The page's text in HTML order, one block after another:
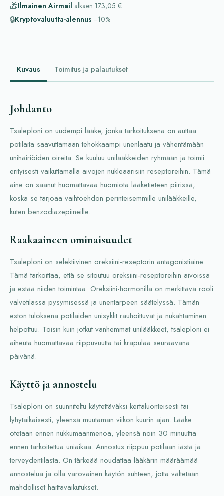
🎁Ilmainen Airmail alkaen 173,05 €
🔒Kryptovaluutta-alennus −10%
Kuvaus Toimitus ja palautukset
Johdanto
Tsaleploni on uudempi lääke, jonka tarkoituksena on auttaa
potilaita saavuttamaan tehokkaampi unenlaatu ja vähentämään
unihäiriöiden oireita. Se kuuluu unilääkkeiden ryhmään ja toimii
erityisesti vaikuttamalla aivojen nukleaarisiin reseptoreihin. Tämä
aine on saanut huomattavaa huomiota lääketieteen piirissä,
koska se tarjoaa vaihtoehdon perinteisemmille unilääkkeille,
kuten benzodiazepiineille.
Raakaaineen ominaisuudet
Tsaleploni on selektiivinen oreksiini-reseptorin antagonistiaine.
Tämä tarkoittaa, että se sitoutuu oreksiini-reseptoreihin aivoissa
ja estää niiden toimintaa. Oreksiini-hormonilla on merkittävä rooli
valvetilassa pysymisessä ja unentarpeen säätelyssä. Tämän
eston tuloksena potilaiden unisyklit rauhoittuvat ja nukahtaminen
helpottuu. Toisin kuin jotkut vanhemmat unilääkkeet, tsaleploni ei
aiheuta huomattavaa riippuvuutta tai krapulaa seuraavana
päivänä.
Käyttö ja annostelu
Tsaleploni on suunniteltu käytettäväksi kertaluonteisesti tai
lyhytaikaisesti, yleensä muutaman viikon kuurin ajan. Lääke
otetaan ennen nukkumaanmenoa, yleensä noin 30 minuuttia
ennen tarkoitettua uniaikaa. Annostus riippuu potilaan iästä ja
terveydentilasta. On tärkeää noudattaa lääkärin määräämää
annostelua ja olla varovainen käytön suhteen, jotta vältetään
mahdolliset haittavaikutukset.